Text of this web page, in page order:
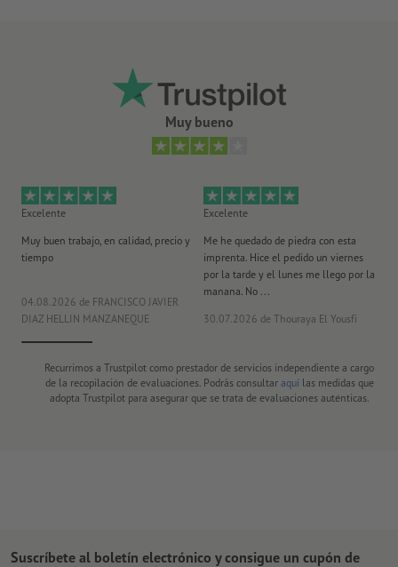
Muy bueno
Excelente
Muy buen trabajo, en calidad, precio y
tiempo
04.08.2026 de FRANCISCO JAVIER
DIAZ HELLIN MANZANEQUE
Excelente
Me he quedado de piedra con esta
imprenta. Hice el pedido un viernes
por la tarde y el lunes me llego por la
manana. No ...
30.07.2026 de Thouraya El Yousfi
Recurrimos a Trustpilot como prestador de servicios independiente a cargo
de la recopilación de evaluaciones. Podrás consultar aquílas medidas que
adopta Trustpilot para asegurar que se trata de evaluaciones auténticas.
Suscríbete al boletín electrónico y consigue un cupón de